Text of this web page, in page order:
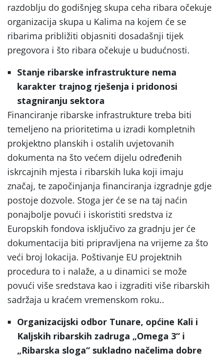
razdoblju do godišnjeg skupa ceha ribara očekuje
organizacija skupa u Kalima na kojem će se
ribarima približiti objasniti dosadašnji tijek
pregovora i što ribara očekuje u budućnosti.
Stanje ribarske infrastrukture nema
karakter trajnog rješenja i pridonosi
stagniranju sektora
Financiranje ribarske infrastrukture treba biti
temeljeno na prioritetima u izradi kompletnih
prokjektno planskih i ostalih uvjetovanih
dokumenta na što većem dijelu određenih
iskrcajnih mjesta i ribarskih luka koji imaju
značaj, te započinjanja financiranja izgradnje gdje
postoje dozvole. Stoga jer će se na taj naćin
ponajbolje povući i iskoristiti sredstva iz
Europskih fondova isključivo za gradnju jer će
dokumentacija biti pripravljena na vrijeme za što
veći broj lokacija. Poštivanje EU projektnih
procedura to i nalaže, a u dinamici se može
povući više sredstava kao i izgraditi više ribarskih
sadržaja u kraćem vremenskom roku..
Organizacijski odbor Tunare, općine Kali i
Kaljskih ribarskih zadruga „Omega 3“ i
„Ribarska sloga“ sukladno načelima dobre